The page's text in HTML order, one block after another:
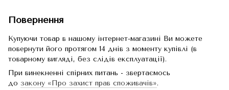
Повернення
Купуючи товар в нашому інтернет-магазині Ви можете
повернути його протягом 14 днів з моменту купівлі (в
товарному вигляді, без слідів експлуатації).
При винекненні спірних питань - звертаємось
до закону «Про захист прав споживачів».